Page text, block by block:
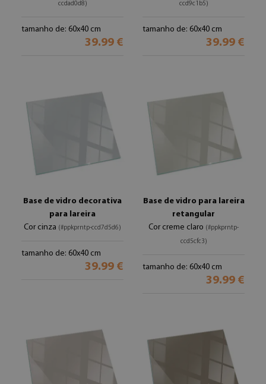
ccdad0d8)
tamanho de: 60x40 cm
39.99 €
ccd9c1b5)
tamanho de: 60x40 cm
39.99 €
Base de vidro decorativa
para lareira
Cor cinza (#ppkprntp-ccd7d5d6)
tamanho de: 60x40 cm
39.99 €
Base de vidro para lareira
retangular
Cor creme claro (#ppkprntp-
ccd5cfc3)
tamanho de: 60x40 cm
39.99 €